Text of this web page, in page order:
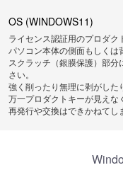
OS (WINDOWS11)
ライセンス認証用のプロダク
パソコン本体の側面もしくは
スクラッチ（銀膜保護）部
さい。
強く削ったり無理に剥がした
万一プロダクトキーが見えな
再発行や交換はできかねてし